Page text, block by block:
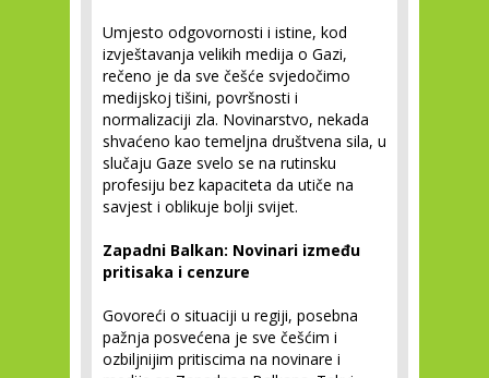
Umjesto odgovornosti i istine, kod
izvještavanja velikih medija o Gazi,
rečeno je da sve češće svjedočimo
medijskoj tišini, površnosti i
normalizaciji zla. Novinarstvo, nekada
shvaćeno kao temeljna društvena sila, u
slučaju Gaze svelo se na rutinsku
profesiju bez kapaciteta da utiče na
savjest i oblikuje bolji svijet.
Zapadni Balkan: Novinari između
pritisaka i cenzure
Govoreći o situaciji u regiji, posebna
pažnja posvećena je sve češćim i
ozbiljnijim pritiscima na novinare i